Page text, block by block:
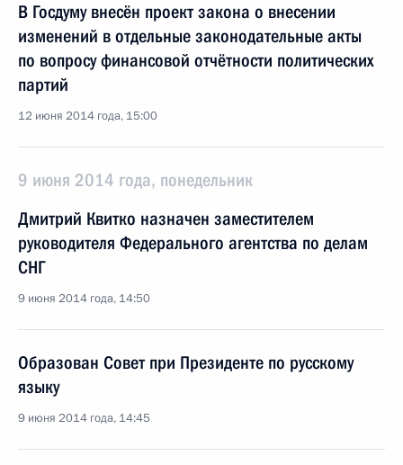
В Госдуму внесён проект закона о внесении
изменений в отдельные законодательные акты
по вопросу финансовой отчётности политических
партий
12 июня 2014 года, 15:00
9 июня 2014 года, понедельник
Дмитрий Квитко назначен заместителем
руководителя Федерального агентства по делам
СНГ
9 июня 2014 года, 14:50
Образован Совет при Президенте по русскому
языку
9 июня 2014 года, 14:45